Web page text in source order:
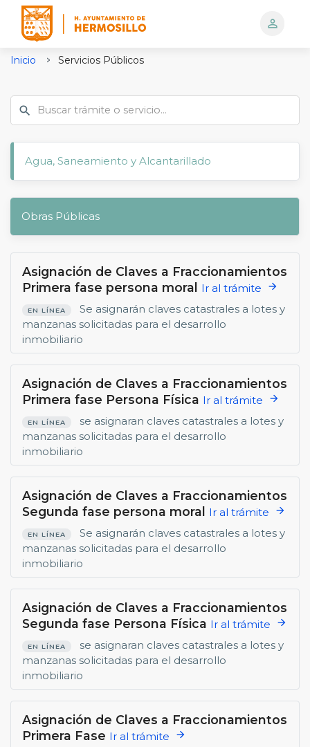
person_outline
Inicio Servicios Públicos
Agua, Saneamiento y Alcantarillado
Obras Públicas
Asignación de Claves a Fraccionamientos
Primera fase persona moral Ir al trámite arrow_forward
EN LÍNEA
Se asignarán claves catastrales a lotes y
manzanas solicitadas para el desarrollo
inmobiliario
Asignación de Claves a Fraccionamientos
Primera fase Persona Física Ir al trámite arrow_forward
EN LÍNEA
se asignaran claves catastrales a lotes y
manzanas solicitadas para el desarrollo
inmobiliario
Asignación de Claves a Fraccionamientos
Segunda fase persona moral Ir al trámite arrow_forward
EN LÍNEA
Se asignarán claves catastrales a lotes y
manzanas solicitadas para el desarrollo
inmobiliario
Asignación de Claves a Fraccionamientos
Segunda fase Persona Física Ir al trámite arrow_forward
EN LÍNEA
se asignaran claves catastrales a lotes y
manzanas solicitadas para el desarrollo
inmobiliario
Asignación de Claves a Fraccionamientos
Primera Fase Ir al trámite arrow_forward